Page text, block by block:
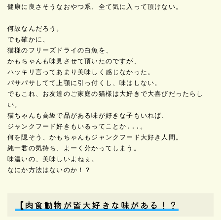
健康に良さそうなおやつ系、全て気に入って頂けない。
何故なんだろう。
でも確かに、
猫様のフリーズドライの白魚を、
かもちゃんも味見させて頂いたのですが、
ハッキリ言ってあまり美味しく感じなかった。
パサパサしてて上顎に引っ付くし、味はしない。
でもこれ、お友達のご家庭の猫様は大好きで大喜びだったらし
い。
猫ちゃんも高級で品がある味が好きな子もいれば、
ジャンクフード好きもいるってことか...。
何を隠そう、かもちゃんもジャンクフード大好き人間。
味濃いの、美味しいよねぇ。
なにか方法はないのか！？
【肉食動物が皆大好きな味がある！？